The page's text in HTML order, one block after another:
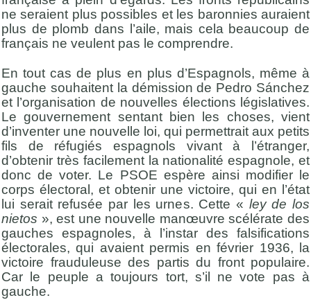
ne seraient plus possibles et les baronnies auraient
plus de plomb dans l’aile, mais cela beaucoup de
français ne veulent pas le comprendre.
En tout cas de plus en plus d’Espagnols, même à
gauche souhaitent la démission de Pedro Sánchez
et l’organisation de nouvelles élections législatives.
Le gouvernement sentant bien les choses, vient
d’inventer une nouvelle loi, qui permettrait aux petits
fils de réfugiés espagnols vivant à l’étranger,
d’obtenir très facilement la nationalité espagnole, et
donc de voter. Le PSOE espère ainsi modifier le
corps électoral, et obtenir une victoire, qui en l’état
lui serait refusée par les urnes. Cette « ley de los
nietos », est une nouvelle manœuvre scélérate des
gauches espagnoles, à l’instar des falsifications
électorales, qui avaient permis en février 1936, la
victoire frauduleuse des partis du front populaire.
Car le peuple a toujours tort, s’il ne vote pas à
gauche.